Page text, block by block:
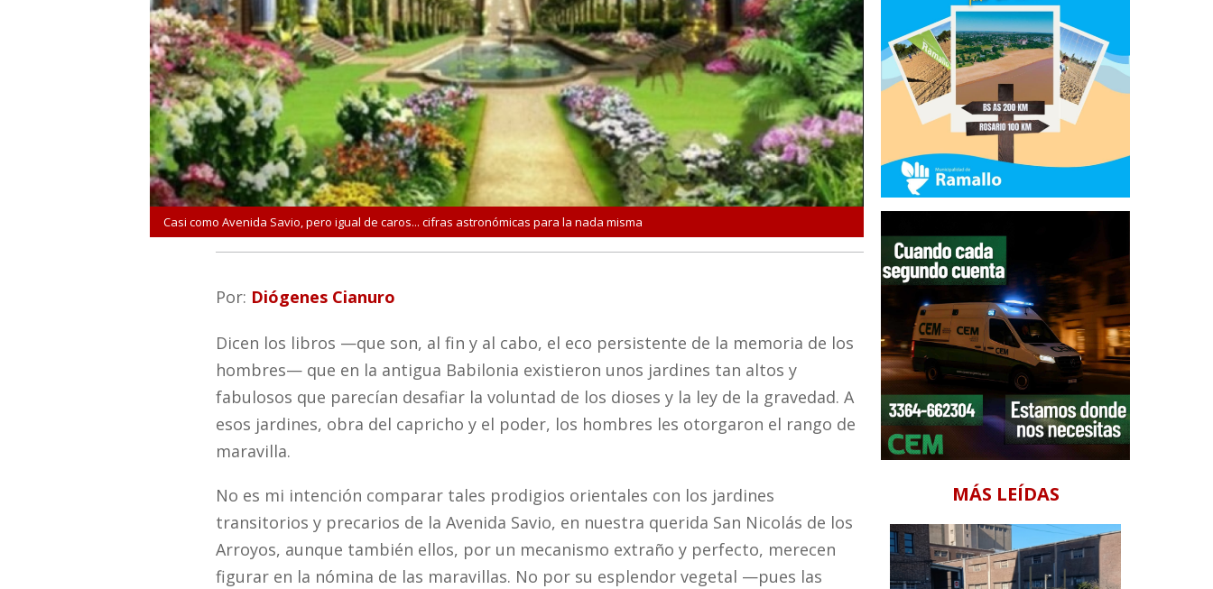
Casi como Avenida Savio, pero igual de caros... cifras astronómicas para la nada misma
Por: Diógenes Cianuro
Dicen los libros —que son, al fin y al cabo, el eco persistente de la memoria de los
hombres— que en la antigua Babilonia existieron unos jardines tan altos y
fabulosos que parecían desafiar la voluntad de los dioses y la ley de la gravedad. A
esos jardines, obra del capricho y el poder, los hombres les otorgaron el rango de
maravilla.
No es mi intención comparar tales prodigios orientales con los jardines
transitorios y precarios de la Avenida Savio, en nuestra querida San Nicolás de los
Arroyos, aunque también ellos, por un mecanismo extraño y perfecto, merecen
figurar en la nómina de las maravillas. No por su esplendor vegetal —pues las
MÁS LEÍDAS